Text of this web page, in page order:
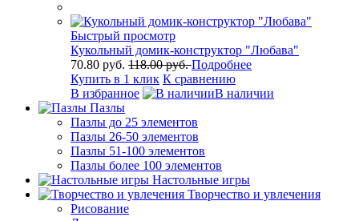
Быстрый просмотр
Кукольный домик-конструктор "Любава"
70.80 руб. 118.00 руб.Подробнее
Купить в 1 клик К сравнению
В избранное
В наличии
Пазлы
Пазлы до 25 элементов
Пазлы 26-50 элементов
Пазлы 51-100 элементов
Пазлы более 100 элементов
Настольные игры
Творчество и увлечения
Рисование